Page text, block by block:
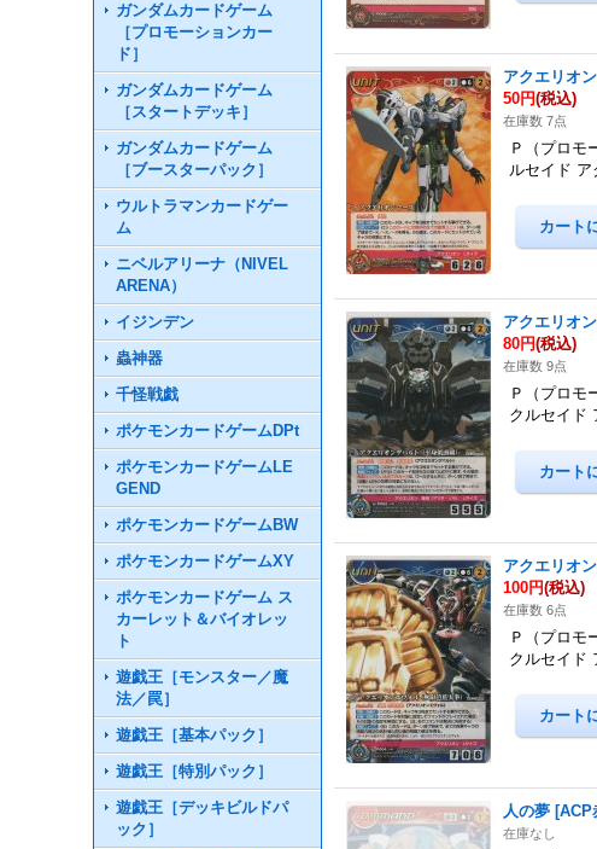
ガンダムカードゲーム
［プロモーションカー
ド］
ガンダムカードゲーム
［スタートデッキ］
ガンダムカードゲーム
［ブースターパック］
ウルトラマンカードゲー
ム
ニベルアリーナ（NIVEL
ARENA）
イジンデン
蟲神器
千怪戦戯
ポケモンカードゲームDPt
ポケモンカードゲームLE
GEND
ポケモンカードゲームBW
ポケモンカードゲームXY
ポケモンカードゲーム ス
カーレット＆バイオレッ
ト
遊戯王［モンスター／魔
法／罠］
遊戯王［基本パック］
遊戯王［特別パック］
遊戯王［デッキビルドパ
ック］
アクエリオ
50円(税込)
在庫数 7点
Ｐ（プロモ
ルセイド
アクエリオ
80円(税込)
在庫数 9点
Ｐ（プロモ
クルセイド
アクエリオ
100円(税込)
在庫数 6点
Ｐ（プロモ
クルセイド
人の夢 [ACP
在庫なし